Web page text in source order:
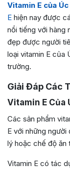
Vitamin E của Úc
E hiện nay được
nổi tiếng với hàng
đẹp được người
loại vitamin E của
trường.
Giải Đáp Các
Vitamin E Của
Các sản phẩm
E với những người
lý hoặc chế độ ăn
Vitamin E có tác